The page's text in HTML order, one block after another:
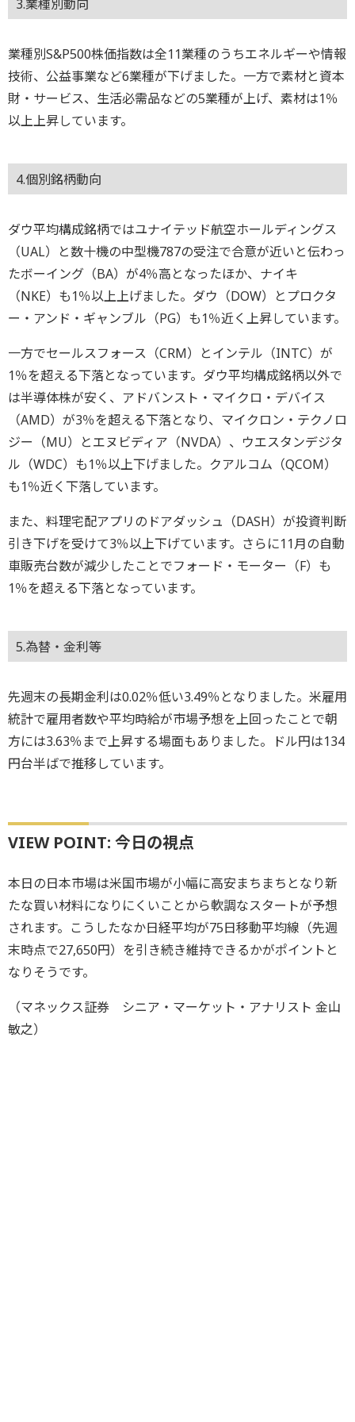
3.業種別動向
業種別S&P500株価指数は全11業種のうちエネルギーや情報
技術、公益事業など6業種が下げました。一方で素材と資本
財・サービス、生活必需品などの5業種が上げ、素材は1％
以上上昇しています。
4.個別銘柄動向
ダウ平均構成銘柄ではユナイテッド航空ホールディングス
（UAL）と数十機の中型機787の受注で合意が近いと伝わっ
たボーイング（BA）が4％高となったほか、ナイキ
（NKE）も1％以上上げました。ダウ（DOW）とプロクタ
ー・アンド・ギャンブル（PG）も1％近く上昇しています。
一方でセールスフォース（CRM）とインテル（INTC）が
1％を超える下落となっています。ダウ平均構成銘柄以外で
は半導体株が安く、アドバンスト・マイクロ・デバイス
（AMD）が3％を超える下落となり、マイクロン・テクノロ
ジー（MU）とエヌビディア（NVDA）、ウエスタンデジタ
ル（WDC）も1％以上下げました。クアルコム（QCOM）
も1％近く下落しています。
また、料理宅配アプリのドアダッシュ（DASH）が投資判断
引き下げを受けて3％以上下げています。さらに11月の自動
車販売台数が減少したことでフォード・モーター（F）も
1％を超える下落となっています。
5.為替・金利等
先週末の長期金利は0.02％低い3.49％となりました。米雇用
統計で雇用者数や平均時給が市場予想を上回ったことで朝
方には3.63％まで上昇する場面もありました。ドル円は134
円台半ばで推移しています。
VIEW POINT: 今日の視点
本日の日本市場は米国市場が小幅に高安まちまちとなり新
たな買い材料になりにくいことから軟調なスタートが予想
されます。こうしたなか日経平均が75日移動平均線（先週
末時点で27,650円）を引き続き維持できるかがポイントと
なりそうです。
（マネックス証券 シニア・マーケット・アナリスト 金山
敏之）